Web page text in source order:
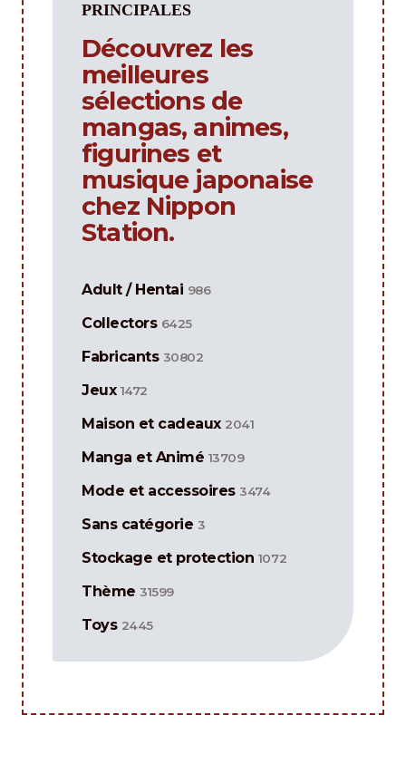
PRINCIPALES
Découvrez les
meilleures
sélections de
mangas, animes,
figurines et
musique japonaise
chez Nippon
Station.
Adult / Hentai 986
Collectors 6425
Fabricants 30802
Jeux 1472
Maison et cadeaux 2041
Manga et Animé 13709
Mode et accessoires 3474
Sans catégorie 3
Stockage et protection 1072
Thème 31599
Toys 2445